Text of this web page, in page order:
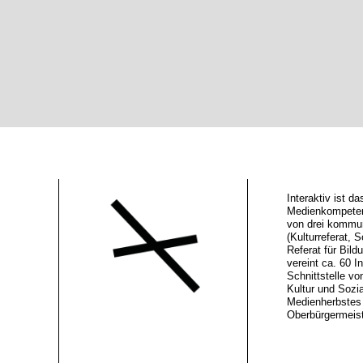
Interaktiv ist
von drei
(Kulturreferat,
Referat für
vereint ca. 60
Schnittstelle
Kultur und